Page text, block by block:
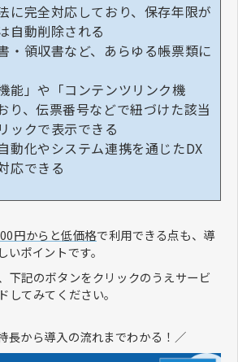
に完全対応しており、保存年限が
自動削除される
・領収書など、あらゆる帳票類に
能」や「コンテンツリンク機
り、伝票番号などで紐づけた該当
ックで表示できる
動化やシステム連携を通じたDX
応できる
円からと低価格で利用できる点も、導
いポイントです。
下記のボタンをクリックのうえサービ
してみてください。
長から導入の流れまでわかる！／